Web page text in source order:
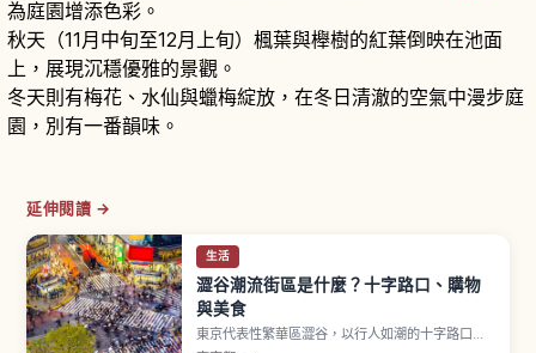
為庭園增添色彩。
秋天（11月中旬至12月上旬）楓葉與櫸樹的紅葉倒映在池面
上，展現沉穩優雅的景觀。
冬天則有梅花、水仙與蠟梅綻放，在冬日清澈的空氣中漫步庭
園，別有一番韻味。
延伸閱讀 →
生活
澀谷潮流街區是什麼？十字路口、購物
與美食
東京代表性繁華區澀谷，以行人如潮的十字路口、